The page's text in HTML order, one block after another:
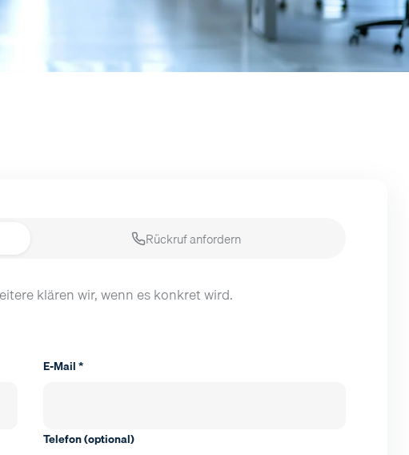
Rückruf anfordern
klären wir, wenn es konkret wird.
E-Mail *
Telefon (optional)